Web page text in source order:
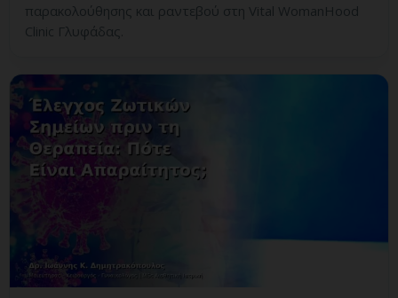
παρακολούθησης και ραντεβού στη Vital WomanHood
Clinic Γλυφάδας.